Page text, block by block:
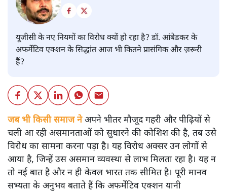
यूजीसी के नए नियमों का विरोध क्यों हो रहा है? डॉ. आंबेडकर के
अफर्मेटिव एक्शन के सिद्धांत आज भी कितने प्रासंगिक और ज़रूरी
हैं?
जब भी किसी समाज नेअपने भीतर मौजूद गहरी और पीढ़ियों से
चली आ रही असमानताओं को सुधारने की कोशिश की है, तब उसे
विरोध का सामना करना पड़ा है। यह विरोध अक्सर उन लोगों से
आया है, जिन्हें उस असमान व्यवस्था से लाभ मिलता रहा है। यह न
तो नई बात है और न ही केवल भारत तक सीमित है। पूरी मानव
सभ्यता के अनुभव बताते हैं कि अफर्मेटिव एक्शन यानी